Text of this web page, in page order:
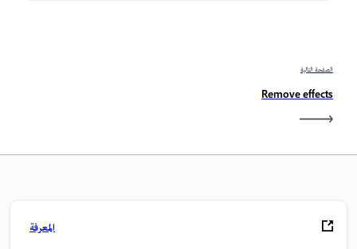
الصفحة التالية
Remove effects
المعرفة